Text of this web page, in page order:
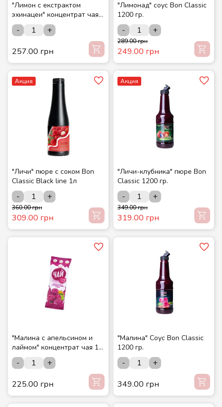
"Лимон с екстрактом
эхинацеи" концентрат чая
15 шт./шоубокс ТМ
СМАКУЙТЕ
-
+
257.00 грн
"Лимонад" соус Bon Classic
1200 гр.
- +
289.00 грн
249.00 грн
Акция
"Личи" пюре с соком Bon
Classic Black line 1л
- +
360.00 грн
309.00 грн
Акция
"Личи-клубника" пюре Bon
Classic 1200 гр.
- +
349.00 грн
319.00 грн
"Малина с апельсином и
лаймом" концентрат чая 12
шт./шоубокс ТМ СМАКУЙТЕ
-
+
225.00 грн
"Малина" Соус Bon Classic
1200 гр.
-
+
349.00 грн